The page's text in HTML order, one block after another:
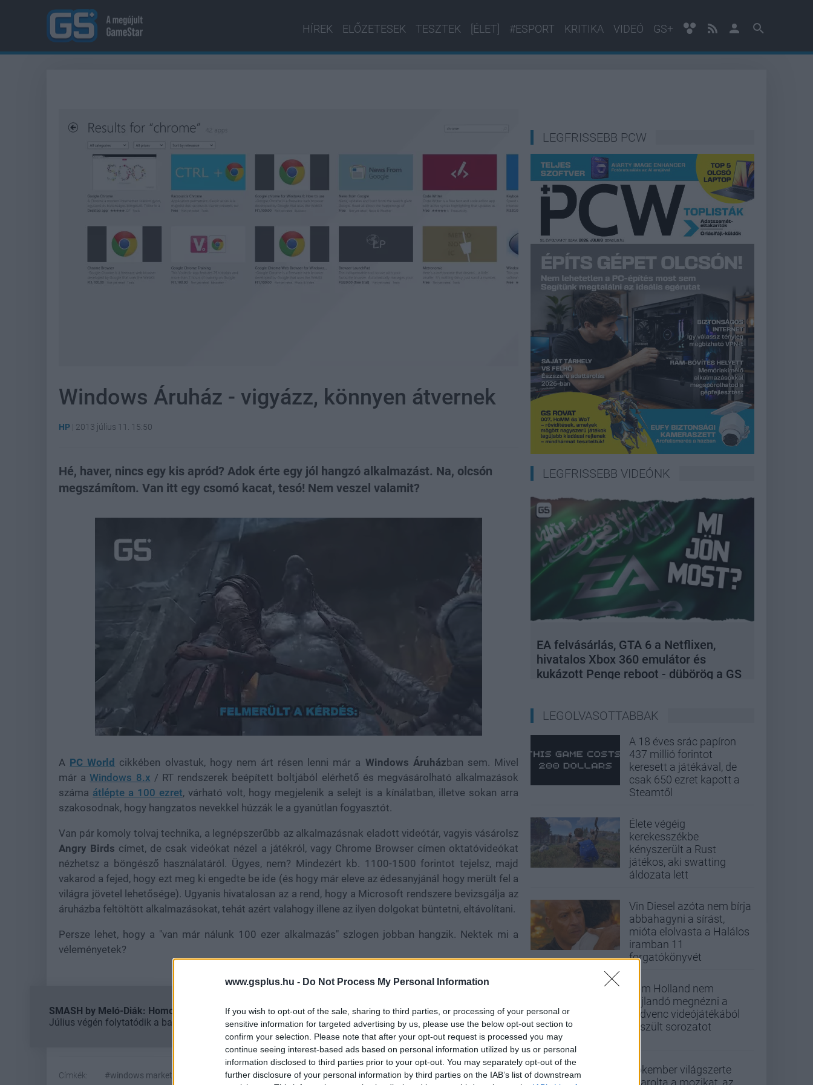
www.gsplus.hu - Do Not Process My Personal Information
If you wish to opt-out of the sale, sharing to third parties, or processing of your personal or
sensitive information for targeted advertising by us, please use the below opt-out section to
confirm your selection. Please note that after your opt-out request is processed you may
continue seeing interest-based ads based on personal information utilized by us or personal
information disclosed to third parties prior to your opt-out. You may separately opt-out of the
further disclosure of your personal information by third parties on the IAB’s list of downstream
HÍREK ELŐZETESEK TESZTEK [ÉLET] #ESPORT KRITIKA VIDEÓ GS+
Windows Áruház - vigyázz, könnyen átvernek
HP | 2013 július 11. 15:50
Hé, haver, nincs egy kis apród? Adok érte egy jól hangzó alkalmazást. Na, olcsón
megszámítom. Van itt egy csomó kacat, tesó! Nem veszel valamit?
Unmute
39.10%
A PC World cikkében olvastuk, hogy nem árt résen lenni már a Windows Áruház ban sem. Mivel
már aWindows 8.x / RT rendszerek beépített boltjából elérhető és megvásárolható alkalmazások
száma átlépte a 100 ezret, várható volt, hogy megjelenik a selejt is a kínálatban, illetve sokan arra
szakosodnak, hogy hangzatos nevekkel húzzák le a gyanútlan fogyasztót.
Van pár komoly tolvaj technika, a legnépszerűbb az alkalmazásnak eladott videótár, vagyis vásárolsz
Angry Birds címet, de csak videókat nézel a játékról, vagy Chrome Browser címen oktatóvideókat
nézhetsz a böngésző használatáról. Ügyes, nem? Mindezért kb. 1100-1500 forintot tejelsz, majd
vakarod a fejed, hogy ezt meg ki engedte be ide (és hogy már eleve az édesanyjánál hogy merült fel a
világra jövetel lehetősége). Ugyanis hivatalosan az a rend, hogy a Microsoft rendszere bevizsgálja az
áruházba feltöltött alkalmazásokat, tehát azért valahogy illene az ilyen dolgokat büntetni, eltávolítani.
Persze lehet, hogy a "van már nálunk 100 ezer alkalmazás" szlogen jobban hangzik. Nektek mi a
véleményetek?
SMASH by Meló-Diák: Homok, zene és a nyár legjobb hangulata – Jön a második forduló! (X)
Július végén folytatódik a balatoni strandröplabda-sorozat.
Címkék: #windows marketplace #alkalmazás #window 8 #windows store
LEGFRISSEBB PCW
LEGFRISSEBB VIDEÓNK
EA felvásárlás, GTA 6 a Netflixen,
hivatalos Xbox 360 emulátor és
kukázott Penge reboot - dübörög a GS
LEGOLVASOTTABBAK
A 18 éves srác papíron
437 millió forintot
keresett a játékával, de
csak 650 ezret kapott a
Steamtől
Élete végéig
kerekesszékbe
kényszerült a Rust
játékos, aki swatting
áldozata lett
Vin Diesel azóta nem bírja
abbahagyni a sírást,
mióta elolvasta a Halálos
iramban 11
forgatókönyvét
Tom Holland nem
hajlandó megnézni a
kedvenc videójátékából
készült sorozatot
Pókember világszerte
letarolta a mozikat, az